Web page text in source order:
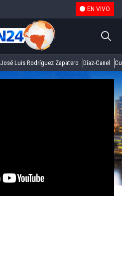
EN VIVO
José Luis Rodríguez Zapatero Díaz-Canel